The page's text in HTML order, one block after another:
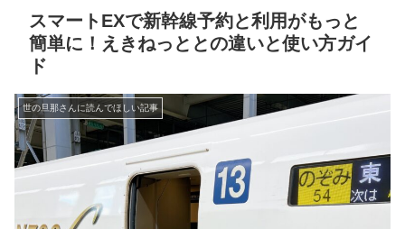
スマートEXで新幹線予約と利用がもっと
簡単に！えきねっととの違いと使い方ガイ
ド
世の旦那さんに読んでほしい記事